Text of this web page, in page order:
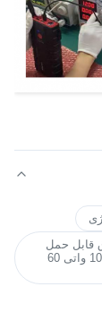
برق قابل حمل
1000 واتی برای کمپینگ,ژنراتور خورشیدی قابل حمل 1000 واتی 60